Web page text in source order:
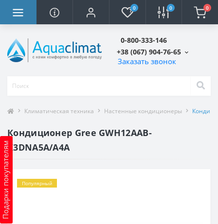
0 0 0
0-800-333-146
+38 (067) 904-76-65
Заказать звонок
Подарки покупателям
Климатическая техника Настенные кондиционеры
Кондиционер Gree GWH12AAB-
K3DNA5A/A4A
Популярный